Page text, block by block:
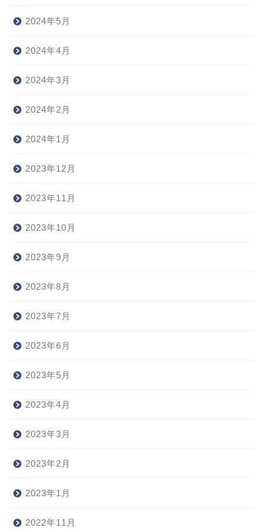
2024年5月
2024年4月
2024年3月
2024年2月
2024年1月
2023年12月
2023年11月
2023年10月
2023年9月
2023年8月
2023年7月
2023年6月
2023年5月
2023年4月
2023年3月
2023年2月
2023年1月
2022年11月